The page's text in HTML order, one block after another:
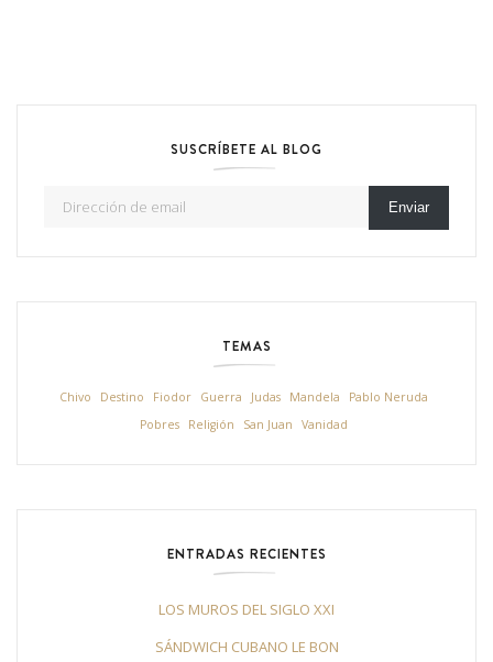
SUSCRÍBETE AL BLOG
Enviar
TEMAS
Chivo Destino Fiodor Guerra Judas Mandela
Pablo Neruda
Pobres
Religión San Juan Vanidad
ENTRADAS RECIENTES
LOS MUROS DEL SIGLO XXI
SÁNDWICH CUBANO LE BON